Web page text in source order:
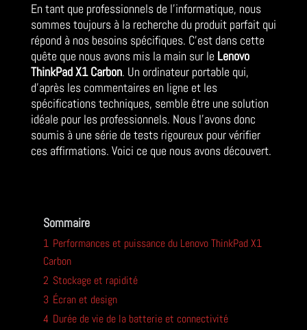
En tant que professionnels de l’informatique, nous
sommes toujours à la recherche du produit parfait qui
répond à nos besoins spécifiques. C’est dans cette
quête que nous avons mis la main sur le Lenovo
ThinkPad X1 Carbon. Un ordinateur portable qui,
d’après les commentaires en ligne et les
spécifications techniques, semble être une solution
idéale pour les professionnels. Nous l’avons donc
soumis à une série de tests rigoureux pour vérifier
ces affirmations. Voici ce que nous avons découvert.
Sommaire
1 Performances et puissance du Lenovo ThinkPad X1
Carbon
2 Stockage et rapidité
3 Écran et design
4 Durée de vie de la batterie et connectivité